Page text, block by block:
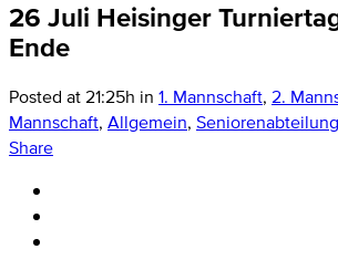
26 Juli Heisinger
Ende
Posted at 21:25h in 1. Mannschaft, 2.
Mannschaft, Allgemein, Seniorenabteilung
Share